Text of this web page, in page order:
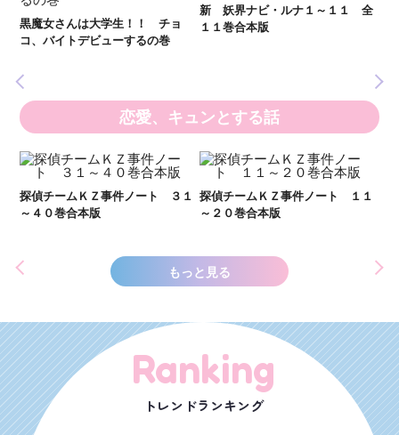
黒魔女さんは大学生！！ チョ
コ、バイトデビューするの巻
新 妖界ナビ・ルナ１～１１ 全
１１巻合本版
恋愛、キュンとする話
探偵チームＫＺ事件ノート ３１
～４０巻合本版
探偵チームＫＺ事件ノート １１
～２０巻合本版
もっと見る
Ranking
トレンドランキング